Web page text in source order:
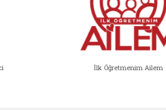
İlk Öğretmenim Ailem